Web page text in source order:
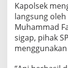
Kapolsek
langsung oleh
Muhammad
sigap, pihak